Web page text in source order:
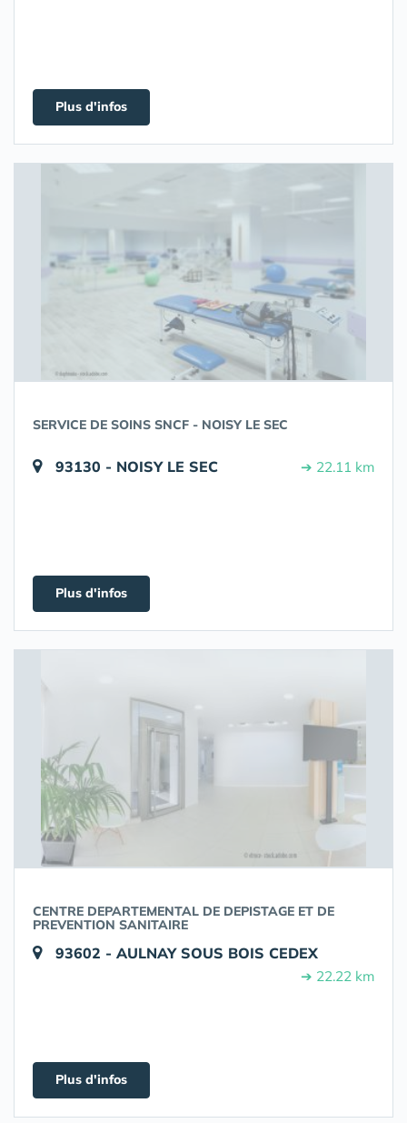
Plus d'infos
SERVICE DE SOINS SNCF - NOISY LE SEC
93130 - NOISY LE SEC ➔ 22.11 km
Plus d'infos
CENTRE DEPARTEMENTAL DE DEPISTAGE ET DE
PREVENTION SANITAIRE
93602 - AULNAY SOUS BOIS CEDEX
➔ 22.22 km
Plus d'infos